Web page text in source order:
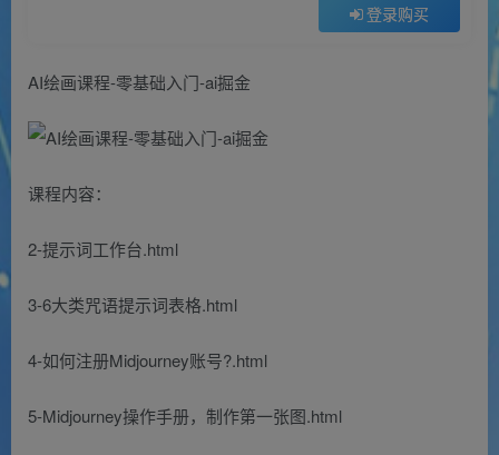
登录购买
AI绘画课程-零基础入门-ai掘金
课程内容：
2-提示词工作台.html
3-6大类咒语提示词表格.html
4-如何注册Midjourney账号?.html
5-Midjourney操作手册，制作第一张图.html